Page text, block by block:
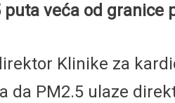
veća od
Klinike za
da PM2.5 ulaze